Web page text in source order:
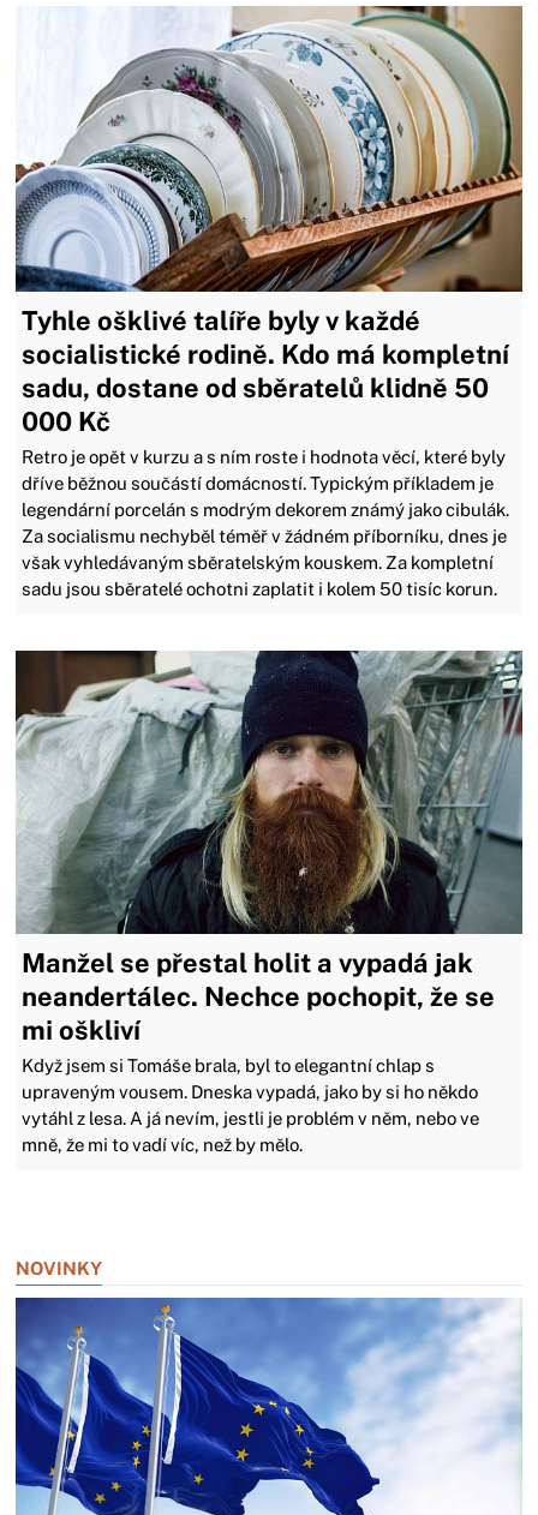
Tyhle ošklivé talíře byly v každé
socialistické rodině. Kdo má kompletní
sadu, dostane od sběratelů klidně 50
000 Kč
Retro je opět v kurzu a s ním roste i hodnota věcí, které byly
dříve běžnou součástí domácností. Typickým příkladem je
legendární porcelán s modrým dekorem známý jako cibulák.
Za socialismu nechyběl téměř v žádném příborníku, dnes je
však vyhledávaným sběratelským kouskem. Za kompletní
sadu jsou sběratelé ochotni zaplatit i kolem 50 tisíc korun.
Manžel se přestal holit a vypadá jak
neandertálec. Nechce pochopit, že se
mi oškliví
Když jsem si Tomáše brala, byl to elegantní chlap s
upraveným vousem. Dneska vypadá, jako by si ho někdo
vytáhl z lesa. A já nevím, jestli je problém v něm, nebo ve
mně, že mi to vadí víc, než by mělo.
NOVINKY